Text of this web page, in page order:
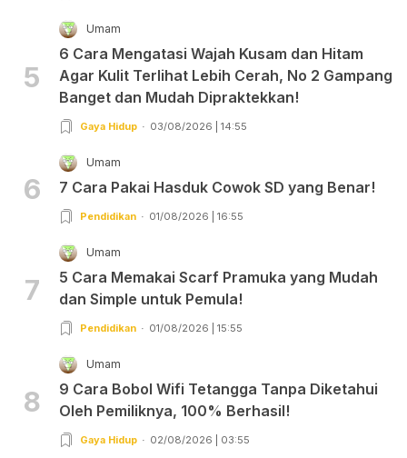
5
Umam
6 Cara Mengatasi Wajah Kusam dan Hitam
Agar Kulit Terlihat Lebih Cerah, No 2 Gampang
Banget dan Mudah Dipraktekkan!
Gaya Hidup 03/08/2026 | 14:55
6
Umam
7 Cara Pakai Hasduk Cowok SD yang Benar!
Pendidikan 01/08/2026 | 16:55
7
Umam
5 Cara Memakai Scarf Pramuka yang Mudah
dan Simple untuk Pemula!
Pendidikan 01/08/2026 | 15:55
8
Umam
9 Cara Bobol Wifi Tetangga Tanpa Diketahui
Oleh Pemiliknya, 100% Berhasil!
Gaya Hidup 02/08/2026 | 03:55